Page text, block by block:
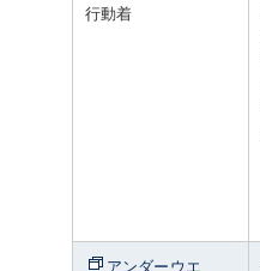
行動着
アンダーウエ